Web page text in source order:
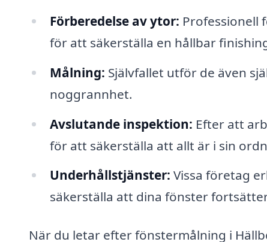
Förberedelse av ytor: Professionell
för att säkerställa en hållbar
Målning: Självfallet utför de även
noggrannhet.
Avslutande inspektion: Efter att
för att säkerställa att allt är i sin
Underhållstjänster: Vissa företag
säkerställa att dina fönster
När du letar efter fönstermålning i